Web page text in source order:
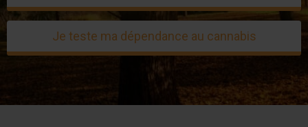
Je teste ma dépendance au cannabis